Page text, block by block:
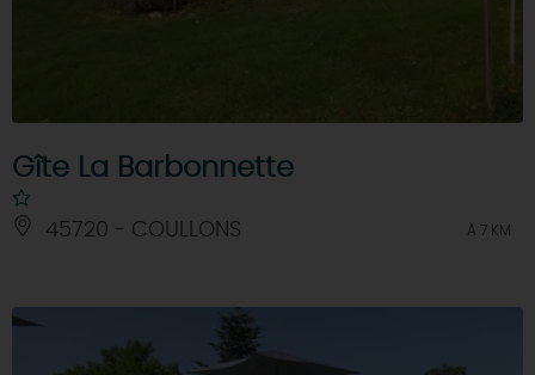
Gîte La Barbonnette
45720 - COULLONS À 7 KM